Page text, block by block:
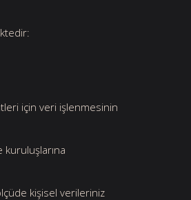
için veri işlenmesinin
kuruluşlarına
kişisel verileriniz